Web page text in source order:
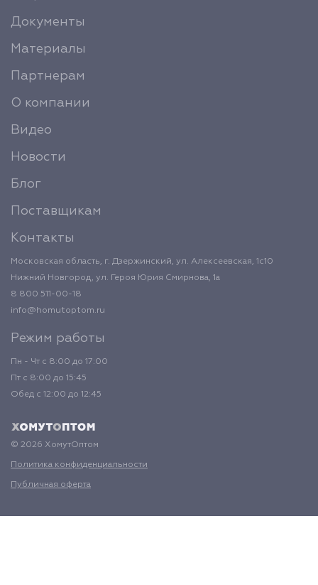
Документы
Материалы
Партнерам
О компании
Видео
Новости
Блог
Поставщикам
Контакты
Московская область, г. Дзержинский, ул. Алексеевская, 1с10
Нижний Новгород, ул. Героя Юрия Смирнова, 1а
8 800 511-00-18
info@homutoptom.ru
Режим работы
Пн - Чт с 8:00 до 17:00
Пт с 8:00 до 15:45
Обед с 12:00 до 12:45
© 2026 ХомутОптом
Политика конфиденциальности
Публичная оферта